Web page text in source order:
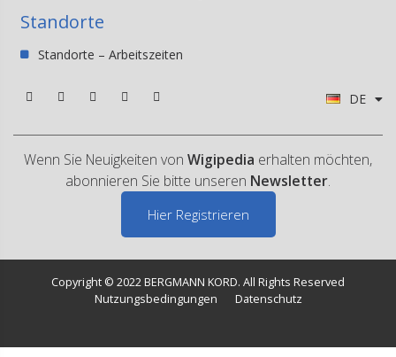
Standorte
Standorte – Arbeitszeiten
DE
Wenn Sie Neuigkeiten von Wigipedia erhalten möchten,
abonnieren Sie bitte unseren Newsletter.
Hier Registrieren
Copyright © 2022 BERGMANN KORD. All Rights Reserved
Nutzungsbedingungen
Datenschutz